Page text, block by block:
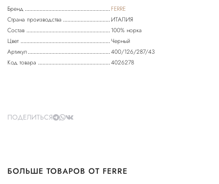
Бренд
FERRE
Страна производства
ИТАЛИЯ
Состав
100% норка
Цвет
Черный
Артикул
400/126/287/43
Код товара
4026278
ПОДЕЛИТЬСЯ
БОЛЬШЕ ТОВАРОВ ОТ FERRE